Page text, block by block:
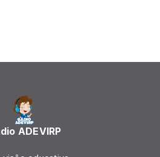
ADEVIRP